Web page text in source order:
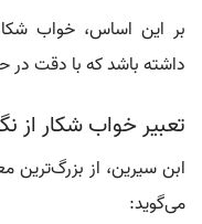
بر این اساس، خواب
داشته باشد که با دقت
تعبیر خواب شکار از
ابن سیرین، از بزرگ‌ترین
می‌گوید: